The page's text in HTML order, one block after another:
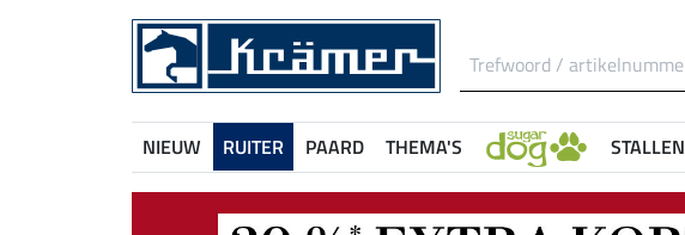
NIEUW RUITER PAARD THEMA'S STALLEN